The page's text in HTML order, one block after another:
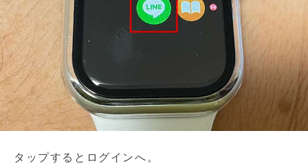
タップするとログインへ。